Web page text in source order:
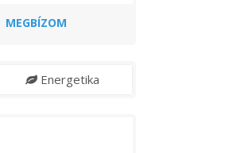
MEGBÍZOM
Energetika